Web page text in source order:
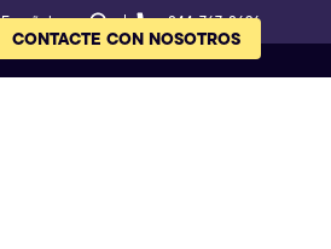
844-767-8626
Español
CONTACTE CON NOSOTROS